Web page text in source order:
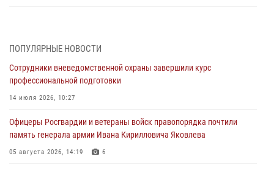
03 августа 2026, 13:43 1
Росгвардейцы обеспечили безопасность граждан в День Лев-
Толстовского района
03 августа 2026, 13:41
Росгвардия противодействует БПЛА ВСУ на южном направлении
(видео)
03 августа 2026, 13:39
ПОПУЛЯРНЫЕ НОВОСТИ
Сотрудники вневедомственной охраны завершили курс
профессиональной подготовки
14 июля 2026, 10:27
Офицеры Росгвардии и ветераны войск правопорядка почтили
память генерала армии Ивана Кирилловича Яковлева
05 августа 2026, 14:19 6